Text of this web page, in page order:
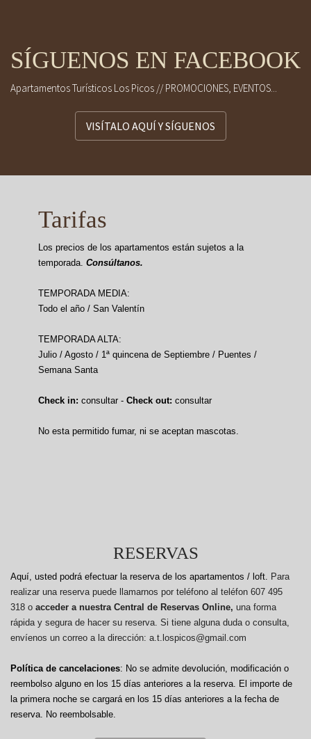
SÍGUENOS EN FACEBOOK
Apartamentos Turísticos Los Picos // PROMOCIONES, EVENTOS...
VISÍTALO AQUÍ Y SÍGUENOS
Tarifas
Los precios de los apartamentos están sujetos a la
temporada. Consúltanos.
TEMPORADA MEDIA:
Todo el año / San Valentín
TEMPORADA ALTA:
Julio / Agosto / 1ª quincena de Septiembre / Puentes /
Semana Santa
Check in: consultar - Check out: consultar
No esta permitido fumar, ni se aceptan mascotas.
RESERVAS
Aquí, usted podrá efectuar la reserva de los apartamentos / loft. Para
realizar una reserva puede llamarnos por teléfono al teléfon 607 495
318 o acceder a nuestra Central de Reservas Online, una forma
rápida y segura de hacer su reserva. Si tiene alguna duda o consulta,
envíenos un correo a la dirección: a.t.lospicos@gmail.com
Política de cancelaciones: No se admite devolución, modificación o
reembolso alguno en los 15 días anteriores a la reserva. El importe de
la primera noche se cargará en los 15 días anteriores a la fecha de
reserva. No reembolsable.